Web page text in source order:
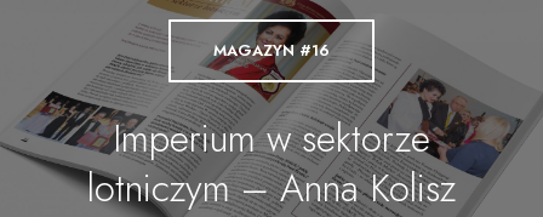
MAGAZYN #16
Imperium w sektorze
lotniczym – Anna Kolisz